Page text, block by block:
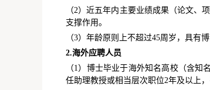
（2）近五年内主要业绩成果（论文、
支撑作用。
（3）年龄原则上不超过45周岁，具有博
2.海外应聘人员
（1）博士毕业于海外知名高校（含
任助理教授或相当层次职位2年及以上